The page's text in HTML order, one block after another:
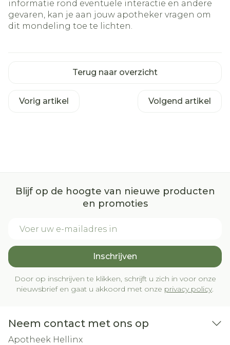
informatie rond eventuele interactie en andere
gevaren, kan je aan jouw apotheker vragen om
dit mondeling toe te lichten.
Terug naar overzicht
Vorig artikel Volgend artikel
Blijf op de hoogte van nieuwe producten
en promoties
Inschrijven
Door op inschrijven te klikken, schrijft u zich in voor onze
nieuwsbrief en gaat u akkoord met onze privacy policy.
Neem contact met ons op
Apotheek Hellinx